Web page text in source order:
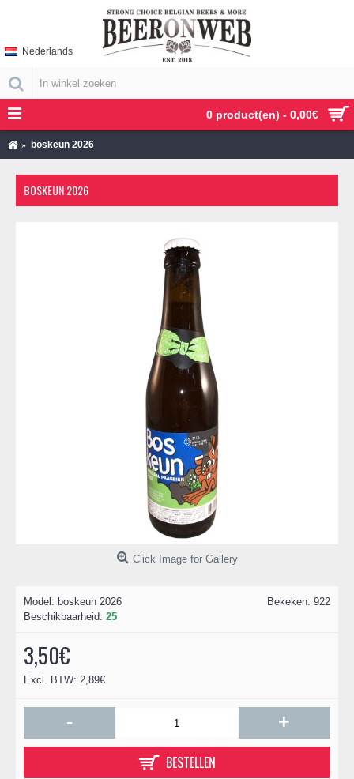
0 product(en) - 0,00€
Nederlands
boskeun 2026
BOSKEUN 2026
Click Image for Gallery
Bekeken: 922
Model: boskeun 2026
Beschikbaarheid: 25
3,50€
Excl. BTW: 2,89€
- +
BESTELLEN